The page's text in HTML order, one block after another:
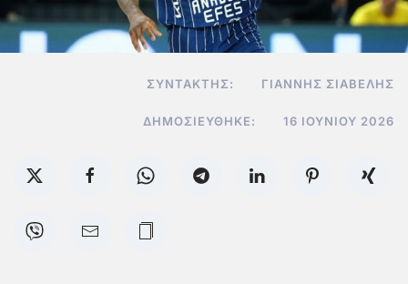
ΣΥΝΤΆΚΤΗΣ: ΓΙΆΝΝΗΣ ΣΙΑΒΕΛΉΣ
ΔΗΜΟΣΙΕΎΘΗΚΕ: 16 ΙΟΥΝΊΟΥ 2026